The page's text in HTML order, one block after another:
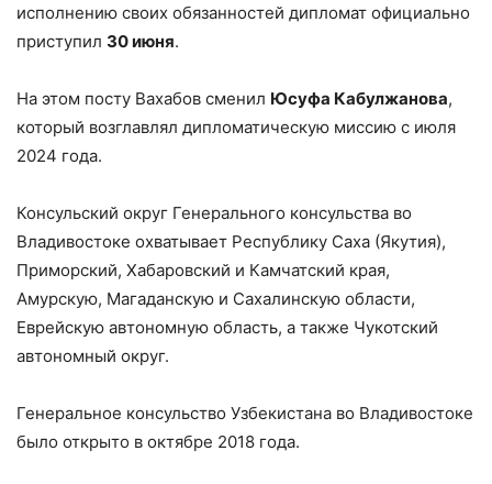
исполнению своих обязанностей дипломат официально
приступил 30 июня.
На этом посту Вахабов сменил Юсуфа Кабулжанова,
который возглавлял дипломатическую миссию с июля
2024 года.
Консульский округ Генерального консульства во
Владивостоке охватывает Республику Саха (Якутия),
Приморский, Хабаровский и Камчатский края,
Амурскую, Магаданскую и Сахалинскую области,
Еврейскую автономную область, а также Чукотский
автономный округ.
Генеральное консульство Узбекистана во Владивостоке
было открыто в октябре 2018 года.